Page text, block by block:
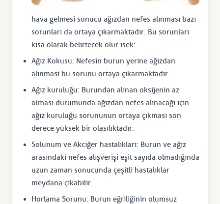
hava gelmesi sonucu ağızdan nefes alınması bazı
sorunları da ortaya çıkarmaktadır. Bu sorunları
kısa olarak belirtecek olur isek:
Ağız Kokusu: Nefesin burun yerine ağızdan
alınması bu sorunu ortaya çıkarmaktadır.
Ağız kuruluğu: Burundan alınan oksijenin az
olması durumunda ağızdan nefes alınacağı için
ağız kuruluğu sorununun ortaya çıkması son
derece yüksek bir olasılıktadır.
Solunum ve Akciğer hastalıkları: Burun ve ağız
arasındaki nefes alışverişi eşit sayıda olmadığında
uzun zaman sonucunda çeşitli hastalıklar
meydana çıkabilir.
Horlama Sorunu: Burun eğriliğinin olumsuz